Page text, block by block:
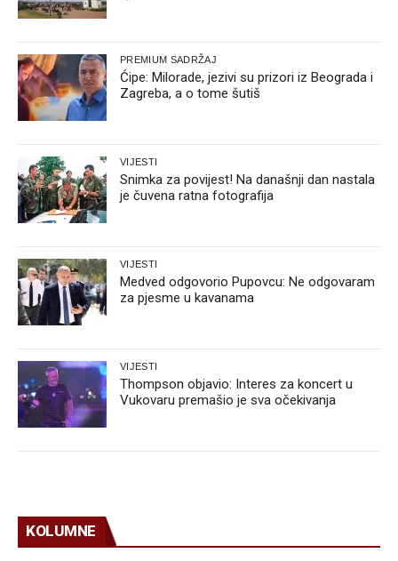
PREMIUM SADRŽAJ
Ćipe: Milorade, jezivi su prizori iz Beograda i
Zagreba, a o tome šutiš
VIJESTI
Snimka za povijest! Na današnji dan nastala
je čuvena ratna fotografija
VIJESTI
Medved odgovorio Pupovcu: Ne odgovaram
za pjesme u kavanama
VIJESTI
Thompson objavio: Interes za koncert u
Vukovaru premašio je sva očekivanja
KOLUMNE